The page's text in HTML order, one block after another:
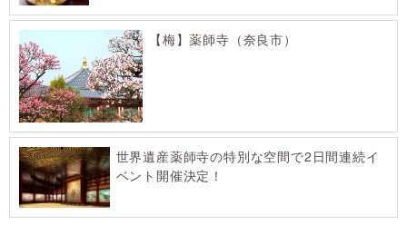
【梅】薬師寺（奈良市）
世界遺産薬師寺の特別な空間で2日間連続イ
ベント開催決定！